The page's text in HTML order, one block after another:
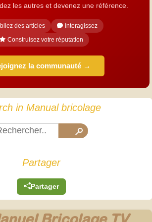
les autres et devenez une référence.
des articles
Interagissez
Construisez votre réputation
la communauté →
in Manual bricolage
Partager
Partager
Bricolage TV